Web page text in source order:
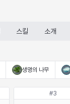
스킬 소개
생명의 나무
#3